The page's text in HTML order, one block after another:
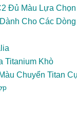
Đủ Màu Lựa Chọn
Cho Các
Titanium Khò
Chuyển Titan